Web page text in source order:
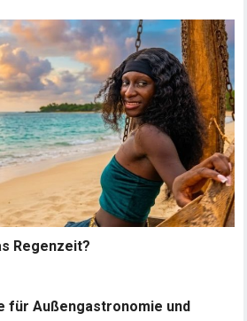
Regenzeit?
für Außengastronomie und